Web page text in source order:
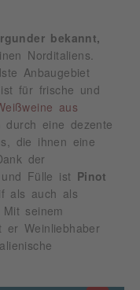
bekannt,
Norditaliens.
Anbaugebiet
für frische und
aus
durch eine dezente
die ihnen eine
der
und Fülle ist
Pinot
als auch als
seinem
er Weinliebhaber